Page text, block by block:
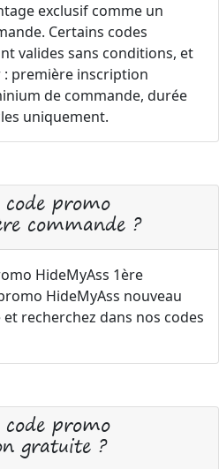
exclusif comme un
Certains codes
valides sans conditions, et
première inscription
de commande, durée
uniquement.
promo
commande ?
HideMyAss 1ère
HideMyAss nouveau
recherchez dans nos codes
promo
gratuite ?